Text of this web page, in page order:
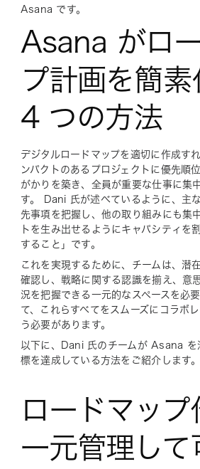
Asana です。
Asana がロ
プ計画を簡素
4 つの方法
デジタルロードマップを適切に作成す
ンパクトのあるプロジェクトに優先順
がかりを築き、全員が重要な仕事に集
す。 Dani 氏が述べているように、主
先事項を把握し、他の取り組みにも集
トを生み出せるようにキャパシティを
すること」です。
これを実現するために、チームは、潜
確認し、戦略に関する認識を揃え、意
況を把握できる一元的なスペースを必
て、これらすべてをスムーズにコラボ
う必要があります。
以下に、Dani 氏のチームが Asana を
標を達成している方法をご紹介します。
ロードマップ
一元管理して